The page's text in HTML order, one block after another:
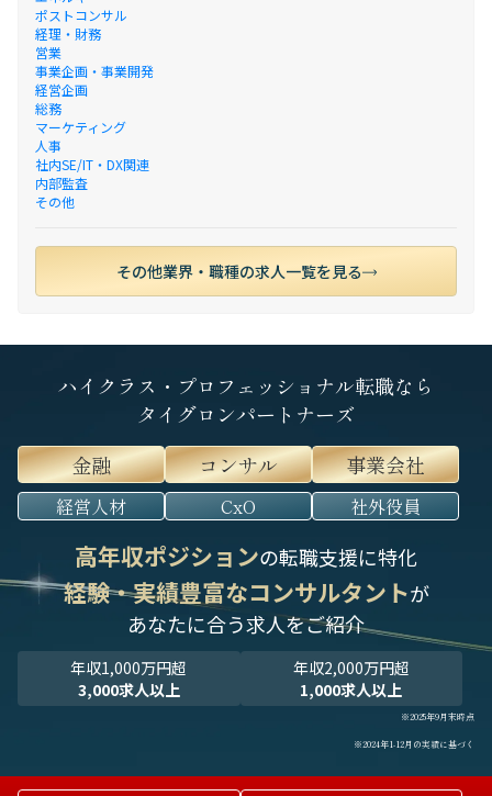
ポストコンサル
経理・財務
営業
事業企画・事業開発
経営企画
総務
マーケティング
人事
社内SE/IT・DX関連
内部監査
その他
その他業界・職種の求人一覧を見る
ハイクラス・プロフェッショナル転職なら
タイグロンパートナーズ
金融
コンサル 事業会社
経営人材 CxO 社外役員
高年収ポジションの転職支援に特化
経験・実績豊富なコンサルタントが
あなたに合う求人をご紹介
年収1,000万円超
3,000求人以上
年収2,000万円超
1,000求人以上
※2025年9月末時点
※2024年1-12月の実績に基づく